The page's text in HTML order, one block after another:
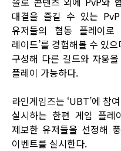
대결을 즐길 수 있는 PvP
유저들의 협동 플레이
레이드’를 경험해볼 수 있
구성해 다른 길드와 자웅
플레이 가능하다.
라인게임즈는 ‘UBT’에 참
실시하는 한편 게임 플레
제보한 유저들을 선정해
이벤트를 실시한다.